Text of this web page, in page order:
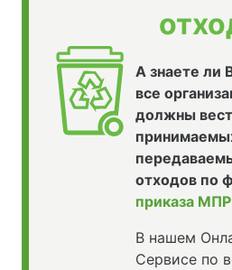
А знаете ли
все
должны
отходов по
приказа
В нашем
Сервисе по